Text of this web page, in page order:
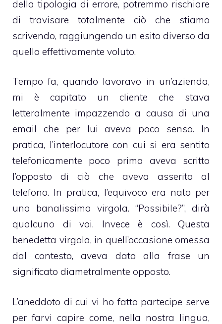
della tipologia di errore, potremmo rischiare
di travisare totalmente ciò che stiamo
scrivendo, raggiungendo un esito diverso da
quello effettivamente voluto.
Tempo fa, quando lavoravo in un’azienda,
mi è capitato un cliente che stava
letteralmente impazzendo a causa di una
email che per lui aveva poco senso. In
pratica, l’interlocutore con cui si era sentito
telefonicamente poco prima aveva scritto
l’opposto di ciò che aveva asserito al
telefono. In pratica, l’equivoco era nato per
una banalissima virgola. “Possibile?”, dirà
qualcuno di voi. Invece è così. Questa
benedetta virgola, in quell’occasione omessa
dal contesto, aveva dato alla frase un
significato diametralmente opposto.
L’aneddoto di cui vi ho fatto partecipe serve
per farvi capire come, nella nostra lingua,